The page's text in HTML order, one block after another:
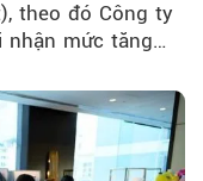
theo đó Công ty
nhận mức tăng